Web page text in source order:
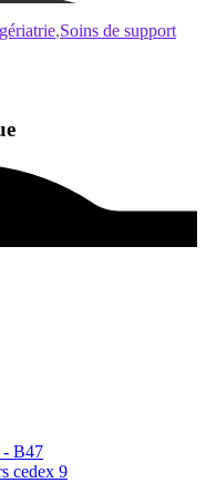
Soins de support
- B47
cedex 9